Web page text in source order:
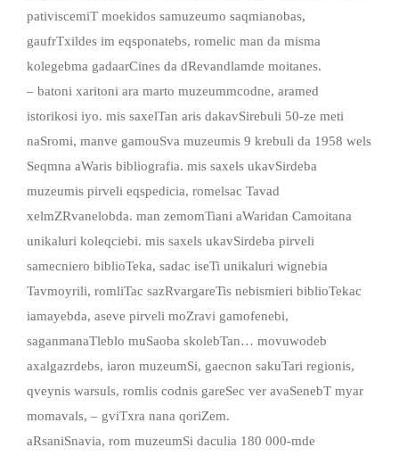
pativiscemiT moekidos samuzeumo saqmianobas,
gaufrTxildes im eqsponatebs, romelic man da misma
kolegebma gadaarCines da dRevandlamde moitanes.
– batoni xaritoni ara marto muzeummcodne, aramed
istorikosi iyo. mis saxelTan aris dakavSirebuli 50-ze meti
naSromi, manve gamouSva muzeumis 9 krebuli da 1958 wels
Seqmna aWaris bibliografia. mis saxels ukavSirdeba
muzeumis pirveli eqspedicia, romelsac Tavad
xelmZRvanelobda. man zemomTiani aWaridan Camoitana
unikaluri koleqciebi. mis saxels ukavSirdeba pirveli
samecniero biblioTeka, sadac iseTi unikaluri wignebia
Tavmoyrili, romliTac sazRvargareTis nebismieri biblioTekac
iamayebda, aseve pirveli moZravi gamofenebi,
saganmanaTleblo muSaoba skolebTan… movuwodeb
axalgazrdebs, iaron muzeumSi, gaecnon sakuTari regionis,
qveynis warsuls, romlis codnis gareSec ver avaSenebT myar
momavals, – gviTxra nana qoriZem.
aRsaniSnavia, rom muzeumSi daculia 180 000-mde